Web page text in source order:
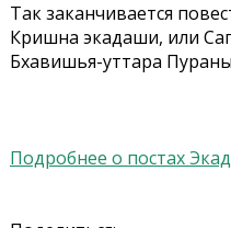
Так заканчивается
Кришна экадаши, или
Бхавишья-уттара
Подробнее о постах